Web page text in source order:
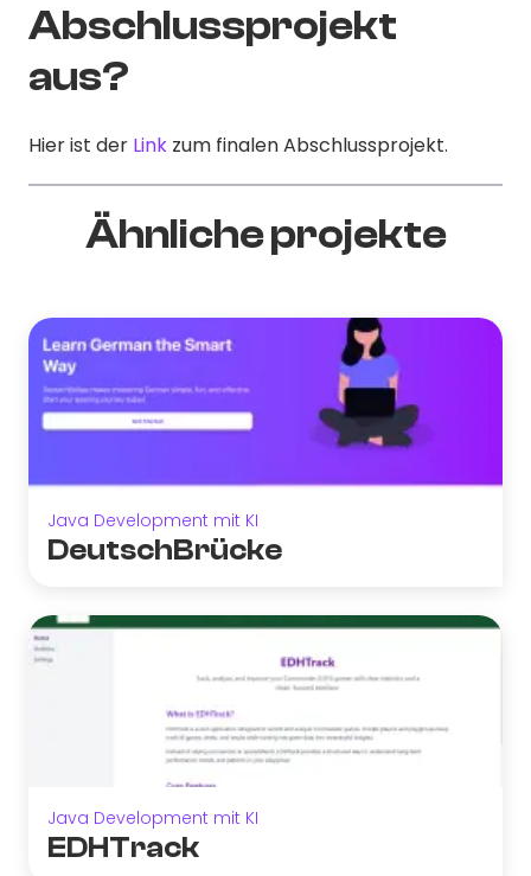
Abschlussprojekt
aus?
Hier ist der Link zum finalen Abschlussprojekt.
Ähnliche projekte
Java Development mit KI
DeutschBrücke
Java Development mit KI
EDHTrack